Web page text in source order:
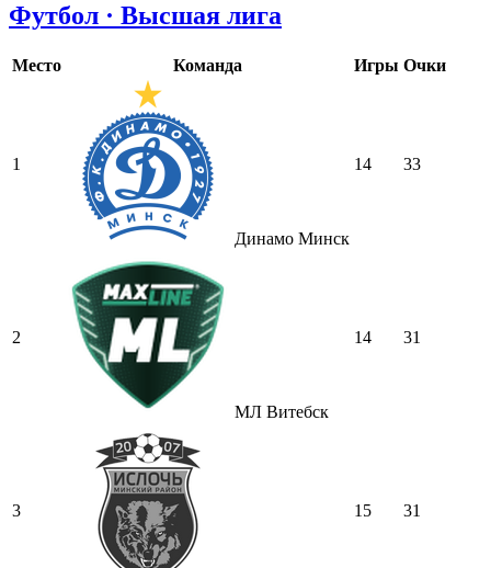
Футбол · Высшая лига
Место Команда Игры Очки
1
Динамо Минск
14 33
2
МЛ Витебск
14 31
3 15 31